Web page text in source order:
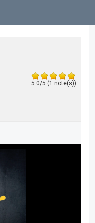
5.0/5 (1 note(s))